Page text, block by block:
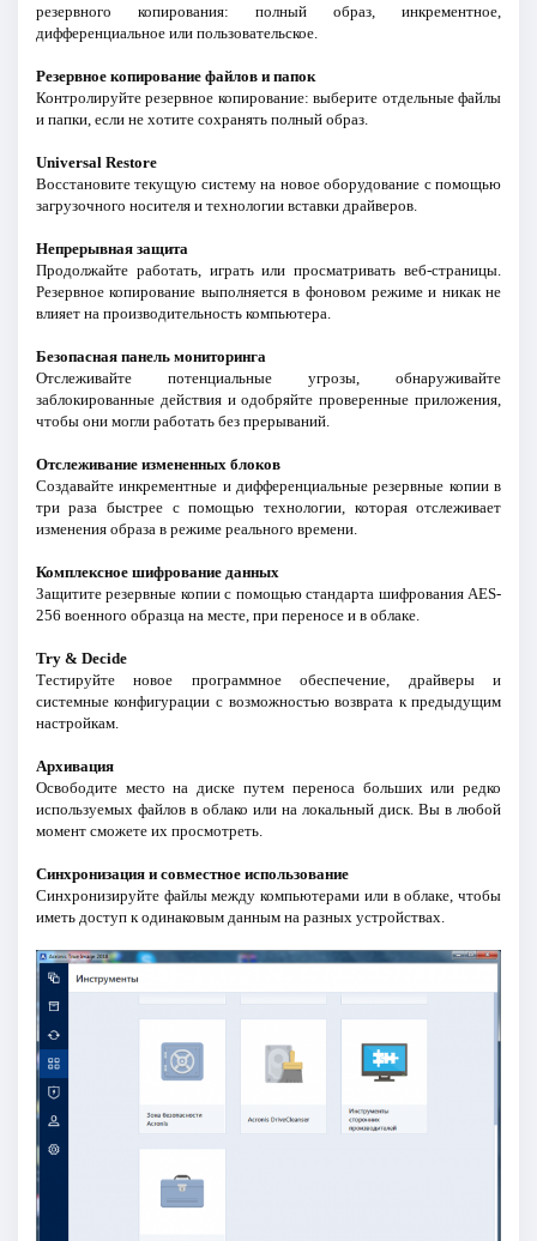
резервного копирования: полный образ, инкрементное,
дифференциальное или пользовательское.
Резервное копирование файлов и папок
Контролируйте резервное копирование: выберите отдельные файлы
и папки, если не хотите сохранять полный образ.
Universal Restore
Восстановите текущую систему на новое оборудование с помощью
загрузочного носителя и технологии вставки драйверов.
Непрерывная защита
Продолжайте работать, играть или просматривать веб-страницы.
Резервное копирование выполняется в фоновом режиме и никак не
влияет на производительность компьютера.
Безопасная панель мониторинга
Отслеживайте потенциальные угрозы, обнаруживайте
заблокированные действия и одобряйте проверенные приложения,
чтобы они могли работать без прерываний.
Отслеживание измененных блоков
Создавайте инкрементные и дифференциальные резервные копии в
три раза быстрее с помощью технологии, которая отслеживает
изменения образа в режиме реального времени.
Комплексное шифрование данных
Защитите резервные копии с помощью стандарта шифрования AES-
256 военного образца на месте, при переносе и в облаке.
Try & Decide
Тестируйте новое программное обеспечение, драйверы и
системные конфигурации с возможностью возврата к предыдущим
настройкам.
Архивация
Освободите место на диске путем переноса больших или редко
используемых файлов в облако или на локальный диск. Вы в любой
момент сможете их просмотреть.
Синхронизация и совместное использование
Синхронизируйте файлы между компьютерами или в облаке, чтобы
иметь доступ к одинаковым данным на разных устройствах.